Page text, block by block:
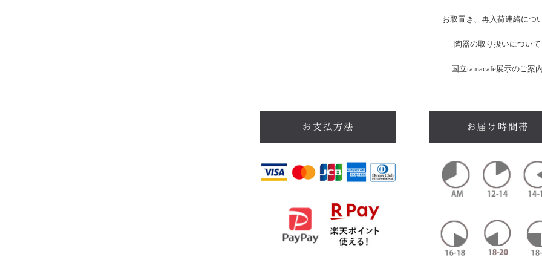
お取置き、再入荷連絡につ
陶器の取り扱いについて
国立tamacafe展示のご案